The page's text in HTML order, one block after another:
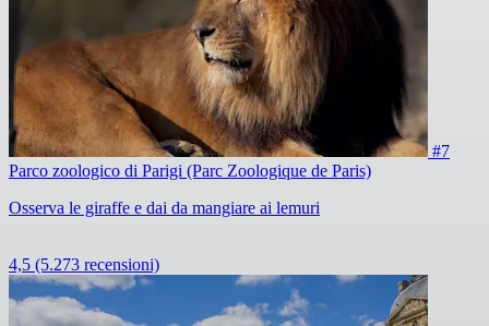
#7
Parco zoologico di Parigi (Parc Zoologique de Paris)
Osserva le giraffe e dai da mangiare ai lemuri
4,5 (5.273 recensioni)